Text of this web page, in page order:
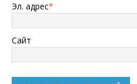
Эл. адрес*
Сайт